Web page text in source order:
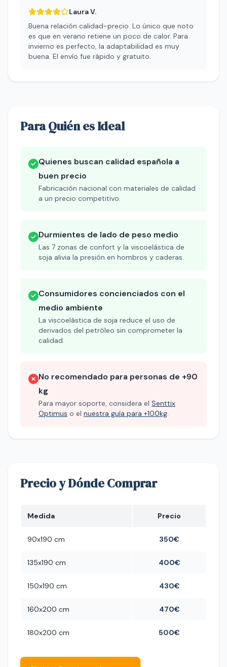
Laura V.
Buena relación calidad-precio. Lo único que noto
es que en verano retiene un poco de calor. Para
invierno es perfecto, la adaptabilidad es muy
buena. El envío fue rápido y gratuito.
Para Quién es Ideal
Quienes buscan calidad española a
buen precio
Fabricación nacional con materiales de calidad
a un precio competitivo.
Durmientes de lado de peso medio
Las 7 zonas de confort y la viscoelástica de
soja alivia la presión en hombros y caderas.
Consumidores concienciados con el
medio ambiente
La viscoelástica de soja reduce el uso de
derivados del petróleo sin comprometer la
calidad.
No recomendado para personas de +90
kg
Para mayor soporte, considera el Senttix
Optimus o el nuestra guía para +100kg.
Precio y Dónde Comprar
Medida Precio
90x190 cm 350€
135x190 cm 400€
150x190 cm 430€
160x200 cm 470€
180x200 cm 500€